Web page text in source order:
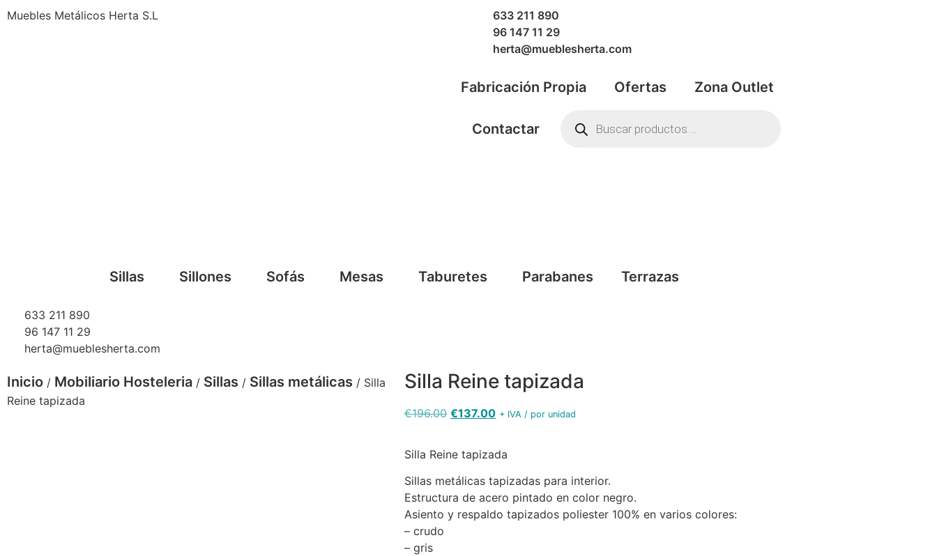
Muebles Metálicos Herta S.L
633 211 890
96 147 11 29
herta@mueblesherta.com
Fabricación Propia Ofertas Zona Outlet
Contactar
Sillas Sillones Sofás Mesas Taburetes Parabanes Terrazas
633 211 890
96 147 11 29
herta@mueblesherta.com
Inicio / Mobiliario Hosteleria / Sillas / Sillas metálicas / Silla
Reine tapizada
Silla Reine tapizada
€196.00 €137.00 + IVA / por unidad
Silla Reine tapizada
Sillas metálicas tapizadas para interior.
Estructura de acero pintado en color negro.
Asiento y respaldo tapizados poliester 100% en varios colores:
– crudo
– gris